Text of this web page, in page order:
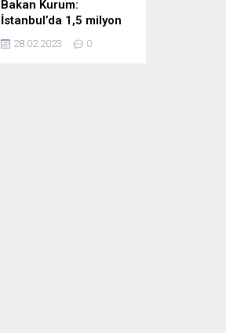
Bakan Kurum:
İstanbul’da 1,5 milyon
riskli konutu
taşıyacağız
28.02.2023 0